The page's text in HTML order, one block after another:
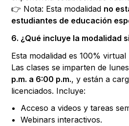
👉 Nota: Esta modalidad no
estudiantes de educación
6. ¿Qué incluye la modalidad
Esta modalidad es 100%
Las clases se imparten de
p.m. a 6:00 p.m., y están a
licenciados. Incluye:
Acceso a videos y tareas
Webinars interactivos.